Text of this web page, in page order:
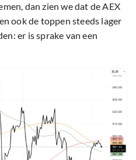
dan zien we dat de AEX
ook de toppen steeds lager
er is sprake van een